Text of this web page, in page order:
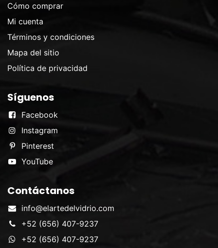
Cómo comprar
Mi cuenta
Términos y condiciones
Mapa del sitio
Política de privacidad
Síguenos
Facebook
Instagram
Pinterest
YouTube
Contáctanos
info@elartedelvidrio.com
+52 (656) 407-9237
+52 (656) 407-9237